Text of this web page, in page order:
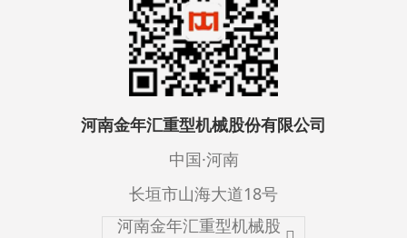
河南金年汇重型机械股份有限公司
中国·河南
长垣市山海大道18号
河南金年汇重型机械股